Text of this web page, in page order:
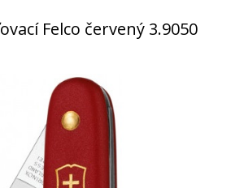
Felco červený 3.9050